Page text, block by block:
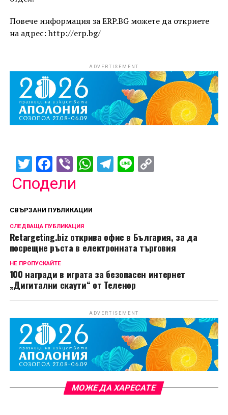
Повече информация за ERP.BG можете да откриете
на адрес: http://erp.bg/
ADVERTISEMENT
Twitter
Facebook
ViberWhatsApp
Telegram
LineCopy
Сподели
СВЪРЗАНИ ПУБЛИКАЦИИ
СЛЕДВАЩА ПУБЛИКАЦИЯ
Retargeting.biz открива офис в България, за да
посрещне ръста в електронната търговия
НЕ ПРОПУСКАЙТЕ
100 награди в играта за безопасен интернет
„Дигитални скаути“ от Теленор
ADVERTISEMENT
МОЖЕ ДА ХАРЕСАТЕ